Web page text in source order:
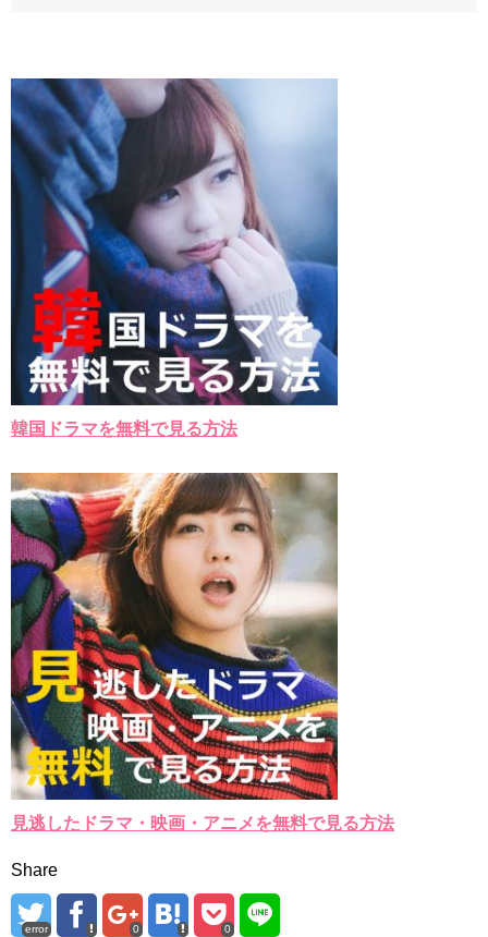
韓国ドラマを無料で見る方法
見逃したドラマ・映画・アニメを無料で見る方法
Share
error 0 0